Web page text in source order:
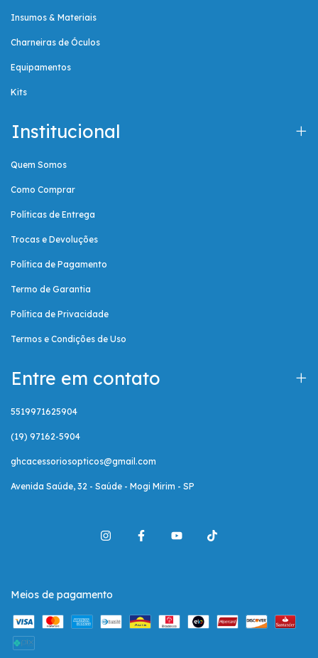
Insumos & Materiais
Charneiras de Óculos
Equipamentos
Kits
Institucional
Quem Somos
Como Comprar
Políticas de Entrega
Trocas e Devoluções
Política de Pagamento
Termo de Garantia
Política de Privacidade
Termos e Condições de Uso
Entre em contato
5519971625904
(19) 97162-5904
ghcacessoriosopticos@gmail.com
Avenida Saúde, 32 - Saúde - Mogi Mirim - SP
Meios de pagamento